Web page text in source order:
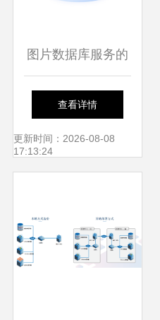
图片数据库服务的
构建与优化探索
查看详情
更新时间：2026-08-08
17:13:24